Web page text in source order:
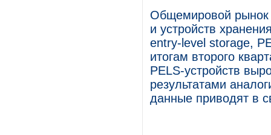
Общемировой рынок
и устройств
entry-level storage,
итогам второго
PELS-устройств
результатами
данные приводят в